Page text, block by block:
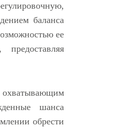
баланса
ее
шанса
обрести